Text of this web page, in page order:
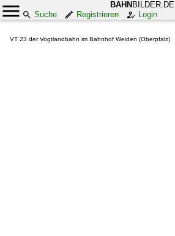
BAHN BILDER.DE
Suche
Registrieren Login
VT 23 der Vogtlandbahn im Bahnhof Weiden (Oberpfalz)